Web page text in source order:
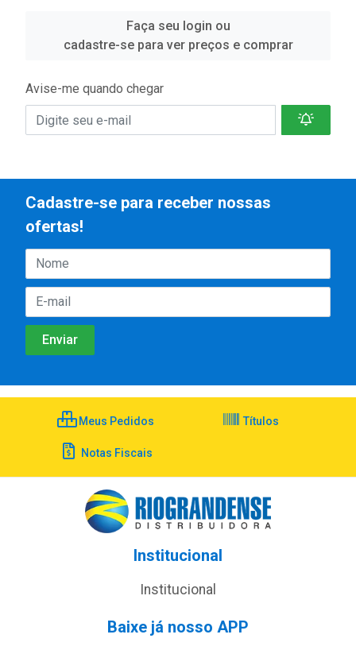
Faça seu login ou
cadastre-se para ver preços e comprar
Avise-me quando chegar
Cadastre-se para receber nossas
ofertas!
Meus Pedidos Títulos
Notas Fiscais
Institucional
Institucional
Baixe já nosso APP